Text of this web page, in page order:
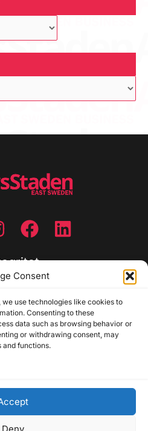
Consent
use technologies like cookies to
Consenting to these
data such as browsing behavior or
or withdrawing consent, may
functions.
Deny
policy
| Tipsa